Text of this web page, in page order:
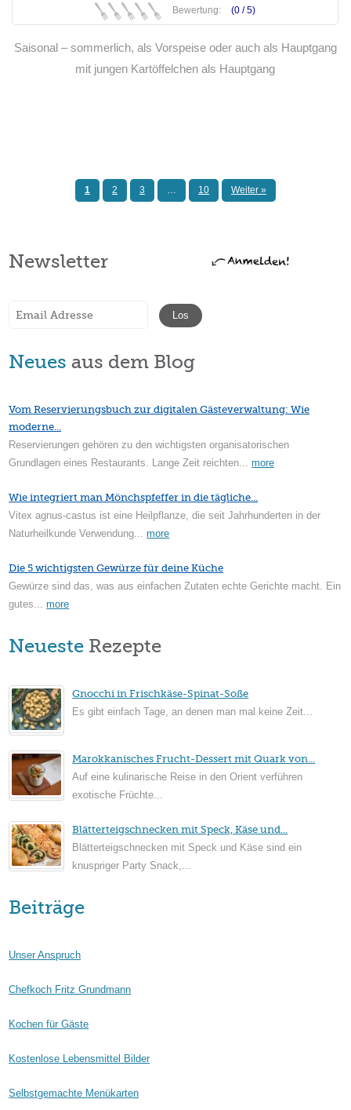
Bewertung: (0 /5)
Saisonal – sommerlich, als Vorspeise oder auch als Hauptgang
mit jungen Kartöffelchen als Hauptgang
1 2 3 … 10 Weiter »
Newsletter
Neues aus dem Blog
Vom Reservierungsbuch zur digitalen Gästeverwaltung: Wie
moderne...
Reservierungen gehören zu den wichtigsten organisatorischen
Grundlagen eines Restaurants. Lange Zeit reichten...more
Wie integriert man Mönchspfeffer in die tägliche...
Vitex agnus-castus ist eine Heilpflanze, die seit Jahrhunderten in der
Naturheilkunde Verwendung...more
Die 5 wichtigsten Gewürze für deine Küche
Gewürze sind das, was aus einfachen Zutaten echte Gerichte macht. Ein
gutes...more
Neueste Rezepte
Gnocchi in Frischkäse-Spinat-Soße
Es gibt einfach Tage, an denen man mal keine Zeit...
Marokkanisches Frucht-Dessert mit Quark von...
Auf eine kulinarische Reise in den Orient verführen
exotische Früchte...
Blätterteigschnecken mit Speck, Käse und...
Blätterteigschnecken mit Speck und Käse sind ein
knuspriger Party Snack,...
Beiträge
Unser Anspruch
Chefkoch Fritz Grundmann
Kochen für Gäste
Kostenlose Lebensmittel Bilder
Selbstgemachte Menükarten